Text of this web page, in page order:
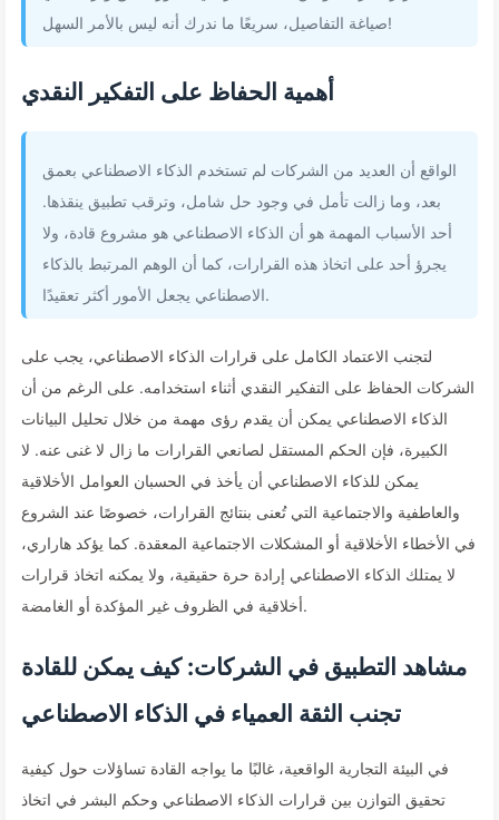
صياغة التفاصيل، سريعًا ما ندرك أنه ليس بالأمر السهل!
أهمية الحفاظ على التفكير النقدي
الواقع أن العديد من الشركات لم تستخدم الذكاء الاصطناعي بعمق
بعد، وما زالت تأمل في وجود حل شامل، وترقب تطبيق ينقذها.
أحد الأسباب المهمة هو أن الذكاء الاصطناعي هو مشروع قادة، ولا
يجرؤ أحد على اتخاذ هذه القرارات، كما أن الوهم المرتبط بالذكاء
الاصطناعي يجعل الأمور أكثر تعقيدًا.
لتجنب الاعتماد الكامل على قرارات الذكاء الاصطناعي، يجب على
الشركات الحفاظ على التفكير النقدي أثناء استخدامه. على الرغم من أن
الذكاء الاصطناعي يمكن أن يقدم رؤى مهمة من خلال تحليل البيانات
الكبيرة، فإن الحكم المستقل لصانعي القرارات ما زال لا غنى عنه. لا
يمكن للذكاء الاصطناعي أن يأخذ في الحسبان العوامل الأخلاقية
والعاطفية والاجتماعية التي تُعنى بنتائج القرارات، خصوصًا عند الشروع
في الأخطاء الأخلاقية أو المشكلات الاجتماعية المعقدة. كما يؤكد هاراري،
لا يمتلك الذكاء الاصطناعي إرادة حرة حقيقية، ولا يمكنه اتخاذ قرارات
أخلاقية في الظروف غير المؤكدة أو الغامضة.
مشاهد التطبيق في الشركات: كيف يمكن للقادة
تجنب الثقة العمياء في الذكاء الاصطناعي
في البيئة التجارية الواقعية، غالبًا ما يواجه القادة تساؤلات حول كيفية
تحقيق التوازن بين قرارات الذكاء الاصطناعي وحكم البشر في اتخاذ